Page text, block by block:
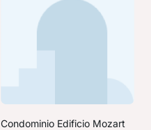
Condominio Edificio Mozart